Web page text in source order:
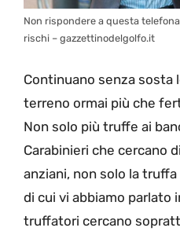
Non rispondere a questa
rischi – gazzettinodelgolfo.it
Continuano senza sosta
terreno ormai più che
Non solo più truffe ai
Carabinieri che cercano
anziani, non solo la
di cui vi abbiamo parlato
truffatori cercano